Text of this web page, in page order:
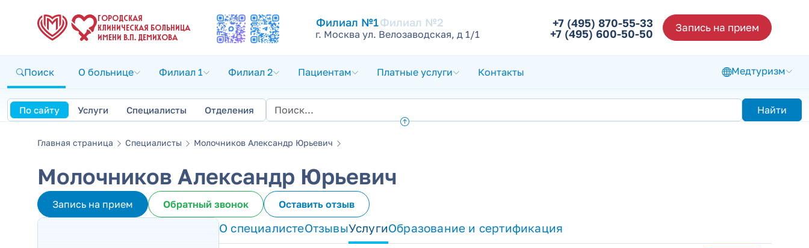
ГОРОДСКАЯ
КЛИНИЧЕСКАЯ БОЛЬНИЦА
ИМЕНИ В.П. ДЕМИХОВА
Филиал №1Филиал №2
г. Москва ул. Велозаводская, д 1/1
+7 (495) 870-55-33
+7 (495) 600-50-50
Запись на прием
Поиск О больнице Филиал 1 Филиал 2 Пациентам Платные услуги Контакты Медтуризм
По сайту Услуги Специалисты Отделения Найти
Главная страница Специалисты Молочников Александр Юрьевич
Молочников Александр Юрьевич
Запись на прием Обратный звонок Оставить отзыв
О специалистеОтзывыУслугиОбразование и сертификация